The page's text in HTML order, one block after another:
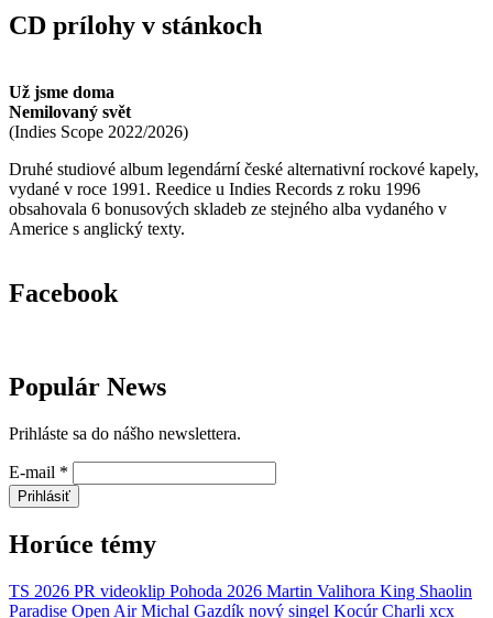
CD prílohy v stánkoch
Už jsme doma
Nemilovaný svět
(Indies Scope 2022/2026)
Druhé studiové album legendární české alternativní rockové kapely,
vydané v roce 1991. Reedice u Indies Records z roku 1996
obsahovala 6 bonusových skladeb ze stejného alba vydaného v
Americe s anglický texty.
Facebook
Populár News
Prihláste sa do nášho newslettera.
E-mail *
Prihlásiť
Horúce témy
TS 2026 PR videoklip Pohoda 2026 Martin Valihora King Shaolin
Paradise Open Air Michal Gazdík nový singel Kocúr Charli xcx